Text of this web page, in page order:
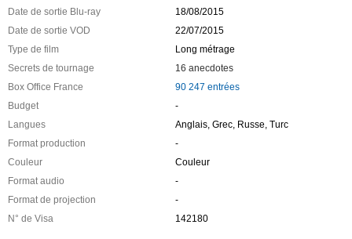
Date de sortie Blu-ray
18/08/2015
Date de sortie VOD
22/07/2015
Type de film
Long métrage
Secrets de tournage
16 anecdotes
Box Office France
90 247 entrées
Budget
-
Langues
Anglais, Grec, Russe, Turc
Format production
-
Couleur
Couleur
Format audio
-
Format de projection
-
N° de Visa
142180